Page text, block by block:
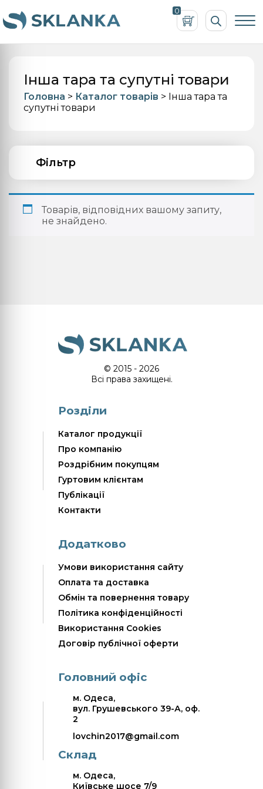
Пошук
товарів
Інша тара та супутні товари
Головна > Каталог товарів > Інша тара та
супутні товари
Фільтр
Товарів, відповідних вашому запиту,
не знайдено.
© 2015 - 2026
Всі права захищені.
Розділи
Каталог продукції
Про компанію
Роздрібним покупцям
Гуртовим клієнтам
Публікації
Контакти
Додатково
Умови використання сайту
Оплата та доставка
Обмін та повернення товару
Політика конфіденційності
Використання Cookies
Договір публічної оферти
Головний офіс
м. Одеса,
вул. Грушевського 39-А, оф.
2
lovchin2017@gmail.com
Склад
м. Одеса,
Київське шосе 7/9
0